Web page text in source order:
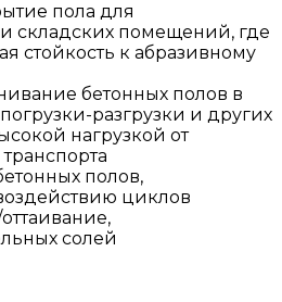
пола для
складских помещений, где
стойкость к абразивному
бетонных полов в
разгрузки и других
нагрузкой от
полов,
циклов
солей